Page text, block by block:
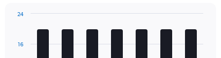
Number
16
24